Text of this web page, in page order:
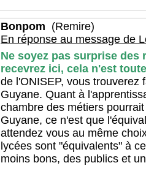
Bonpom (Remire)
En réponse au message de
Ne soyez pas surprise des
recevrez ici, cela n'est
de l'ONISEP, vous trouverez
Guyane. Quant à
chambre des métiers
Guyane, ce n'est que
attendez vous au même
lycées sont "équivalents" à
moins bons, des publics et